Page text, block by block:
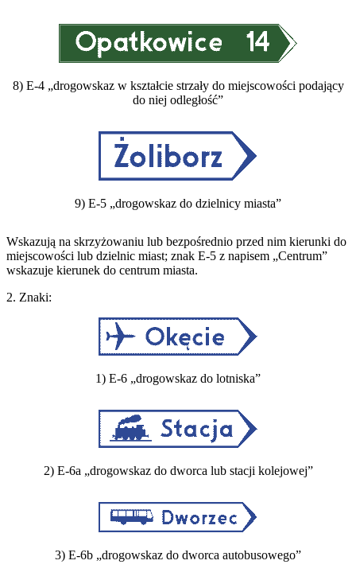
8) E-4 „drogowskaz w kształcie strzały do miejscowości podający
do niej odległość”
9) E-5 „drogowskaz do dzielnicy miasta”
Wskazują na skrzyżowaniu lub bezpośrednio przed nim kierunki do
miejscowości lub dzielnic miast; znak E-5 z napisem „Centrum”
wskazuje kierunek do centrum miasta.
2. Znaki:
1) E-6 „drogowskaz do lotniska”
2) E-6a „drogowskaz do dworca lub stacji kolejowej”
3) E-6b „drogowskaz do dworca autobusowego”